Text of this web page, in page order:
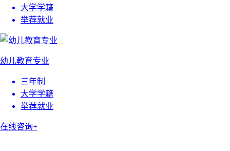
大学学籍
举荐就业
幼儿教育专业
三年制
大学学籍
举荐就业
在线咨询+